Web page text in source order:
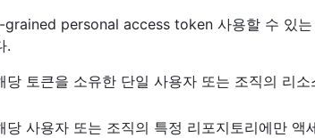
personal access token 사용할 수 있
.
당 토큰을 소유한 단일 사용자 또는 조직의 리
당 사용자 또는 조직의 특정 리포지토리에만 액